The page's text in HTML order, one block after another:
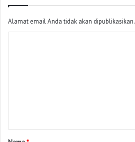
Alamat email Anda tidak akan dipublikasikan.